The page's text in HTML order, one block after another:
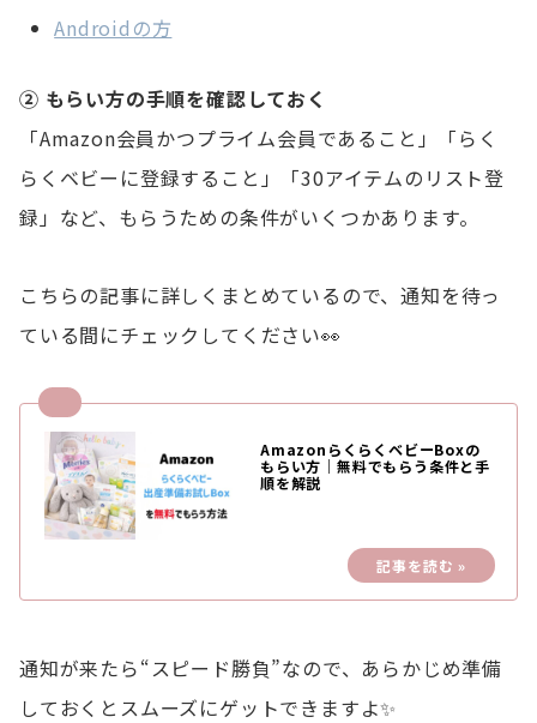
Androidの方
② もらい方の手順を確認しておく
「Amazon会員かつプライム会員であること」「らく
らくベビーに登録すること」「30アイテムのリスト登
録」など、もらうための条件がいくつかあります。
こちらの記事に詳しくまとめているので、通知を待っ
ている間にチェックしてください👀
AmazonらくらくベビーBoxの
もらい方｜無料でもらう条件と手
順を解説
通知が来たら“スピード勝負”なので、あらかじめ準備
しておくとスムーズにゲットできますよ✨